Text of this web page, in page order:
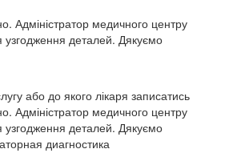
Адміністратор медичного центру
деталей. Дякуємо
або до якого лікаря записатись
Адміністратор медичного центру
деталей. Дякуємо
диагностика